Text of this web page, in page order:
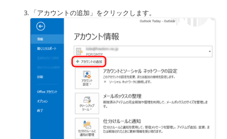
「アカウントの追加」をクリックします。